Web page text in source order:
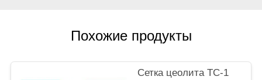
Похожие продукты
Сетка цеолита ТС-1